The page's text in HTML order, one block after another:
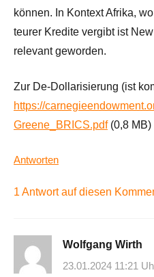
können. In Kontext Afrika,
teurer Kredite vergibt ist
relevant geworden.
Zur De-Dollarisierung (ist
https://
Greene_BRICS.pdf(0,8 MB)
Antworten
1 Antwort auf diesen
Wolfgang Wirth
23.01.2024 11:21